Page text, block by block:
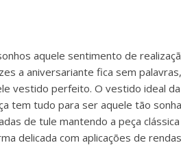
aquele sentimento de
a aniversariante fica sem
vestido perfeito. O vestido ideal
tem tudo para ser aquele tão
de tule mantendo a peça
delicada com aplicações de